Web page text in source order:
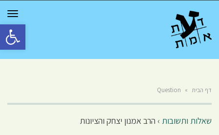
פתח
דף הבית »
Question
שאלות ותשובות › הרב אמנון יצחק והציונות